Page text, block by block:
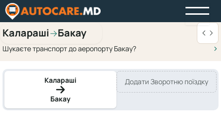
Каларaші→Бакау
Шукаєте транспорт до аеропорту Бакау?
Каларaші
Бакау
Додати Зворотню поїздку